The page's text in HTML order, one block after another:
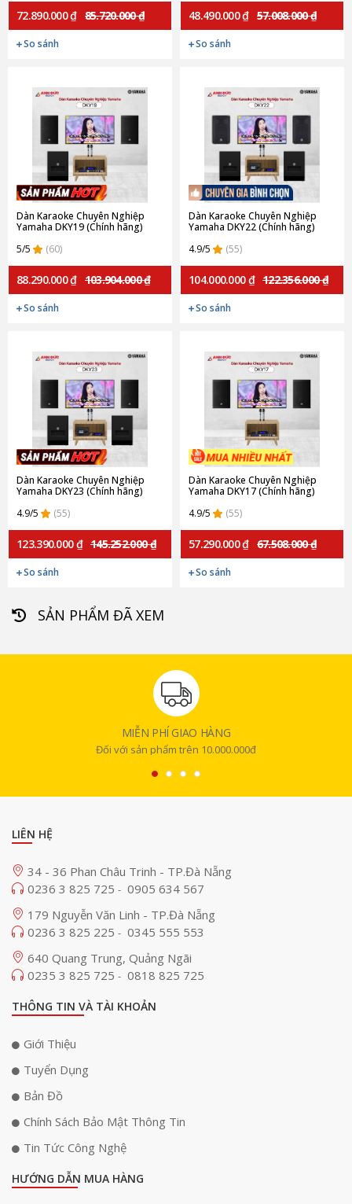
72.890.000 ₫ 85.720.000 ₫
So sánh
48.490.000 ₫ 57.008.000 ₫
So sánh
Dàn Karaoke Chuyên Nghiệp
Yamaha DKY19 (Chính hãng)
5/5
(60)
88.290.000 ₫ 103.904.000 ₫
So sánh
Dàn Karaoke Chuyên Nghiệp
Yamaha DKY22 (Chính hãng)
4.9/5
(55)
104.000.000 ₫ 122.356.000 ₫
So sánh
Dàn Karaoke Chuyên Nghiệp
Yamaha DKY23 (Chính hãng)
4.9/5
(55)
123.390.000 ₫ 145.252.000 ₫
So sánh
Dàn Karaoke Chuyên Nghiệp
Yamaha DKY17 (Chính hãng)
4.9/5
(55)
57.290.000 ₫ 67.508.000 ₫
So sánh
SẢN PHẨM ĐÃ XEM
MIỄN PHÍ GIAO HÀNG
Đối với sản phẩm trên 10.000.000đ
LIÊN HỆ
34 - 36 Phan Châu Trinh - TP.Đà Nẵng
0236 3 825 725 - 0905 634 567
179 Nguyễn Văn Linh - TP.Đà Nẵng
0236 3 825 225 - 0345 555 553
640 Quang Trung, Quảng Ngãi
0235 3 825 725 - 0818 825 725
THÔNG TIN VÀ TÀI KHOẢN
Giới Thiệu
Tuyển Dụng
Bản Đồ
Chính Sách Bảo Mật Thông Tin
Tin Tức Công Nghệ
HƯỚNG DẪN MUA HÀNG